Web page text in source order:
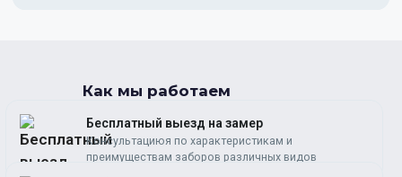
Как мы работаем
Бесплатный выезд на замер
Консультациюя по характеристикам и
преимуществам заборов различных видов